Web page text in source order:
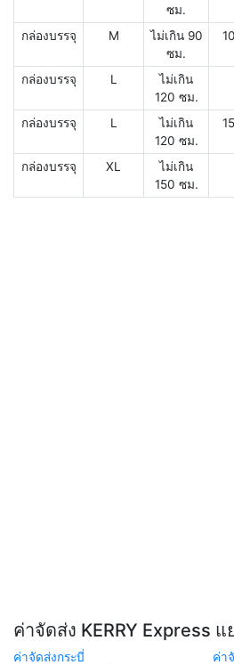
ซม.
กล่องบรรจุ M
ไม่เกิน 90
ซม.
กล่องบรรจุ L
ไม่เกิน
120 ซม.
กล่องบรรจุ L
ไม่เกิน
120 ซม.
กล่องบรรจุ XL
ไม่เกิน
150 ซม.
ค่าจัดส่ง KERRY Express
ค่าจัดส่งกระบี่
ค่า